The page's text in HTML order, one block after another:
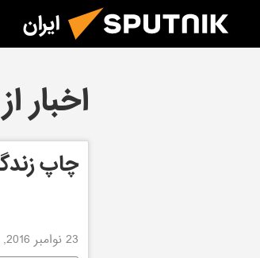
ایران
اخبار از 23.11.2016
چاپ
23 نوامبر 2016, 21:00